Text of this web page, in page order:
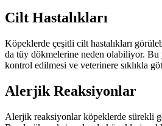
Cilt Hastalıkları
Köpeklerde çeşitli cilt hastalıkları
da tüy dökmelerine neden olabiliyor. Bu
kontrol edilmesi ve veterinere sıklıkla
Alerjik Reaksiyonlar
Alerjik reaksiyonlar köpeklerde sürekli